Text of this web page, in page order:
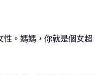
。媽媽，你就是個女超